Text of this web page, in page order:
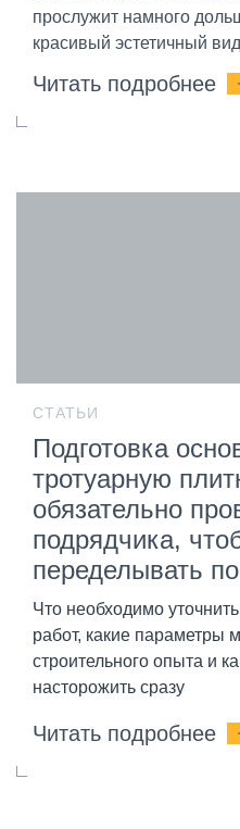
прослужит намного
красивый эстетичный
Читать подробнее
СТАТЬИ
Подготовка
тротуарную
обязательно
подрядчика,
переделывать
Что необходимо
работ, какие параметры
строительного опыта и
насторожить сразу
Читать подробнее